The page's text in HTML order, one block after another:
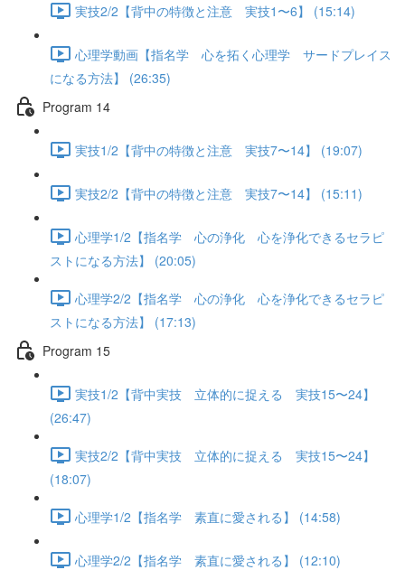
実技2/2【背中の特徴と注意 実技1〜6】 (15:14)
心理学動画【指名学 心を拓く心理学 サードプレイス
になる方法】 (26:35)
Program 14
実技1/2【背中の特徴と注意 実技7〜14】 (19:07)
実技2/2【背中の特徴と注意 実技7〜14】 (15:11)
心理学1/2【指名学 心の浄化 心を浄化できるセラピ
ストになる方法】 (20:05)
心理学2/2【指名学 心の浄化 心を浄化できるセラピ
ストになる方法】 (17:13)
Program 15
実技1/2【背中実技 立体的に捉える 実技15〜24】
(26:47)
実技2/2【背中実技 立体的に捉える 実技15〜24】
(18:07)
心理学1/2【指名学 素直に愛される】 (14:58)
心理学2/2【指名学 素直に愛される】 (12:10)